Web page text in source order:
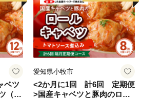
ベツ
（6P
愛知県小牧市
<2か月に1回 計6回 定期便
>国産キャベツと豚肉のロー